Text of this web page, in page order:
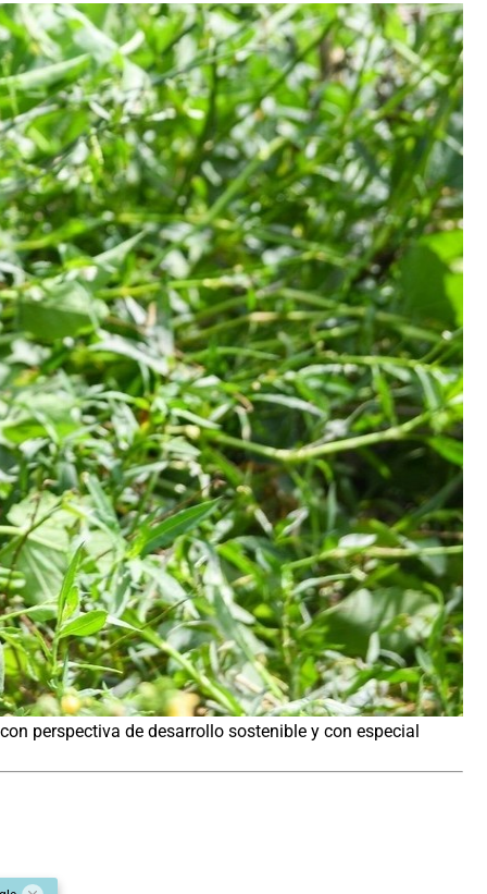
perspectiva de desarrollo sostenible y con especial